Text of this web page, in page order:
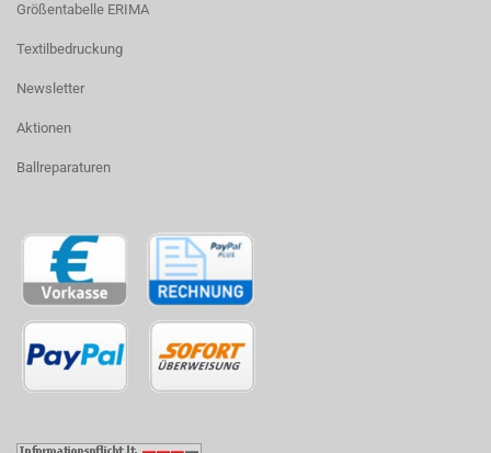
Größentabelle ERIMA
Textilbedruckung
Newsletter
Aktionen
Ballreparaturen